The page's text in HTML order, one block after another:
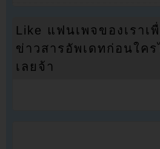
Like แฟนเพจของเราเ
ข่าวสารอัพเดทก่อนใค
เลยจ้า